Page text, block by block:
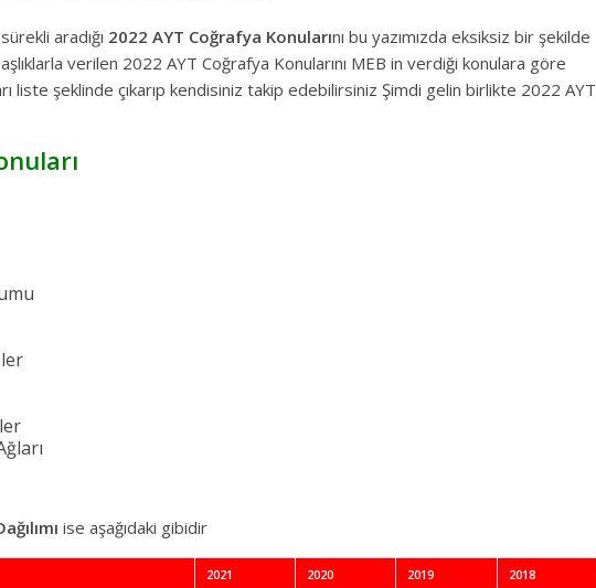
aradığı 2022 AYT Coğrafya Konularını bu yazımızda eksiksiz bir şekilde
verilen 2022 AYT Coğrafya Konularını MEB in verdiği konulara göre
liste şeklinde çıkarıp kendisiniz takip edebilirsiniz Şimdi gelin birlikte 2022 AYT
ise aşağıdaki gibidir
2021 2020 2019
2018